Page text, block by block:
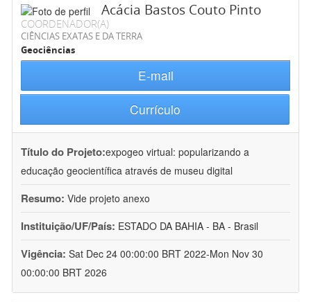
Acácia Bastos Couto Pinto
COORDENADOR(A)
CIÊNCIAS EXATAS E DA TERRA
Geociências
E-mail
Currículo
Título do Projeto:expogeo virtual: popularizando a
educação geocientífica através de museu digital
Resumo: Vide projeto anexo
Instituição/UF/País: ESTADO DA BAHIA - BA - Brasil
Vigência: Sat Dec 24 00:00:00 BRT 2022-Mon Nov 30
00:00:00 BRT 2026